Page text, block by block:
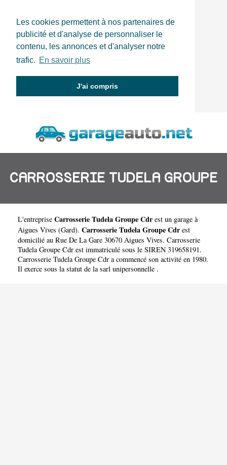
Les cookies permettent à nos partenaires de
publicité et d'analyse de personnaliser le
contenu, les annonces et d'analyser notre
trafic. En savoir plus
J'ai compris
CARROSSERIE TUDELA GROUPE
CDR
L'entreprise Carrosserie Tudela Groupe Cdrest un garage à
Aigues Vives (Gard). Carrosserie Tudela Groupe Cdrest
domicilié au Rue De La Gare 30670 Aigues Vives. Carrosserie
Tudela Groupe Cdr est immatriculé sous le SIREN 319658191.
Carrosserie Tudela Groupe Cdr a commencé son activité en 1980.
Il exerce sous la statut de la sarl unipersonnelle .